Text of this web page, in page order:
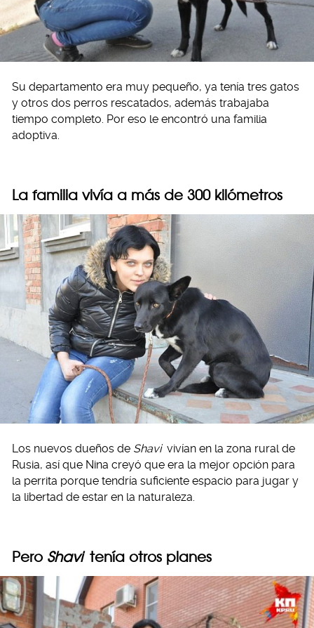
Su departamento era muy pequeño, ya tenía tres gatos
y otros dos perros rescatados, además trabajaba
tiempo completo. Por eso le encontró una familia
adoptiva.
La familia vivía a más de 300 kilómetros
Los nuevos dueños de Shavi vivían en la zona rural de
Rusia, así que Nina creyó que era la mejor opción para
la perrita porque tendría suficiente espacio para jugar y
la libertad de estar en la naturaleza.
Pero Shavitenía otros planes